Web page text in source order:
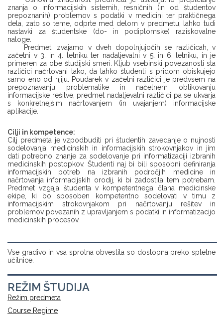
znanja o informacijskih sistemih, resničnih (in od študentov
prepoznanih) problemov s podatki v medicini ter praktičnega
dela, zato so teme, odprte med delom v predmetu, lahko tudi
nastavki za študentske (do- in podiplomske) raziskovalne
naloge.
Predmet izvajamo v dveh dopolnjujočih se različicah, v
začetni v 3. in 4. letniku ter nadaljevalni v 5. in 6. letniku, in je
primeren za obe študijski smeri. Kljub vsebinski povezanosti sta
različici načrtovani tako, da lahko študenti s pridom obiskujejo
samo eno od njiju. Poudarek v začetni različici je predvsem na
prepoznavanju problematike in načelnem oblikovanju
informacijske rešitve, predmet nadaljevalni različici pa se ukvarja
s konkretnejšim načrtovanjem (in uvajanjem) informacijske
aplikacije.
Cilji in kompetence:
Cilj predmeta je vzpodbuditi pri študentih zavedanje o nujnosti
sodelovanja medicinskih in informacijskih strokovnjakov in jim
dati potrebno znanje za sodelovanje pri informatizaciji izbranih
medicinskih postopkov. Študenti naj bi bili sposobni definiranja
informacijskih potreb na izbranih področjih medicine in
načrtovanja informacijskih orodij, ki bi zadostila tem potrebam.
Predmet vzgaja študenta v kompetentnega člana medicinske
ekipe, ki bo sposoben kompetentno sodelovati v timu z
informacijskim strokovnjakom pri načrtovanju rešitev in
problemov povezanih z upravljanjem s podatki in informatizacijo
medicinskih procesov.
Vse gradivo in vsa sprotna obvestila so dostopna preko spletne
učilnice.
REŽIM ŠTUDIJA
Režim predmeta
Course Regime